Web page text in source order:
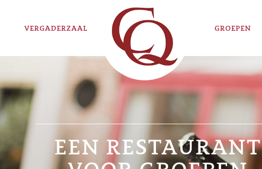
VERGADERZAAL GROEPEN
EEN RESTAURANT